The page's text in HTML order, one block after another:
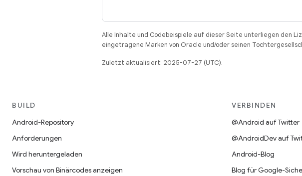
Alle Inhalte und Codebeispiele auf dieser Seite unterliegen den
eingetragene Marken von Oracle und/oder seinen
Zuletzt aktualisiert: 2025-07-27 (UTC).
BUILD
Android-Repository
Anforderungen
Wird heruntergeladen
Vorschau von Binärcodes anzeigen
VERBINDEN
@Android auf Twitter
@AndroidDev auf
Android-Blog
Blog für Google-